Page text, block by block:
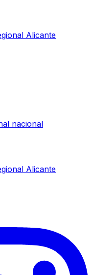
Alicante
nacional
Alicante